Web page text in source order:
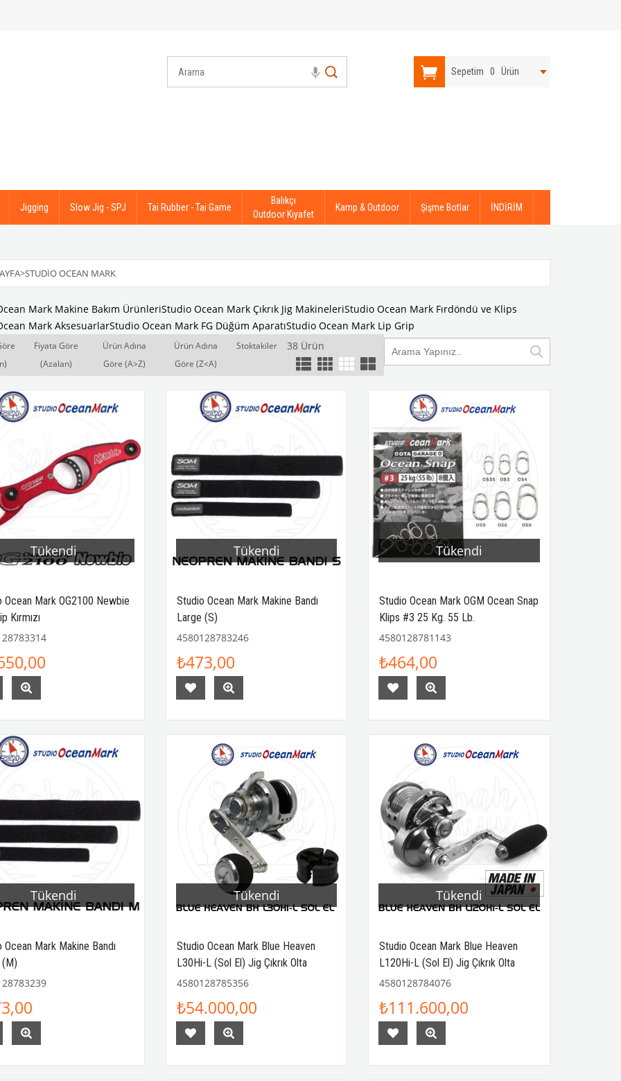
Sepetim 0 Ürün
Jigging Slow Jig - SPJ Tai Rubber - Tai Game
Balıkçı
Outdoor Kıyafet
Kamp & Outdoor Şişme Botlar İNDİRİM
>STUDIO OCEAN MARK
Mark Makine Bakım ÜrünleriStudio Ocean Mark Çıkrık Jig MakineleriStudio Ocean Mark Fırdöndü ve Klips
Mark AksesuarlarStudio Ocean Mark FG Düğüm AparatıStudio Ocean Mark Lip Grip
Fiyata Göre
(Azalan)
Ürün Adına
Göre (A>Z)
Ürün Adına
Göre (Z<A)
Stoktakiler 38 Ürün
Tükendi
Ocean Mark OG2100 Newbie
Kırmızı
Tükendi
Studio Ocean Mark Makine Bandı
Large (S)
4580128783246
₺473,00
Tükendi
Studio Ocean Mark OGM Ocean Snap
Klips #3 25 Kg. 55 Lb.
4580128781143
₺464,00
Tükendi
Ocean Mark Makine Bandı
Tükendi
Studio Ocean Mark Blue Heaven
L30Hi-L (Sol El) Jig Çıkrık Olta
Makinesi
4580128785356
₺54.000,00
Tükendi
Studio Ocean Mark Blue Heaven
L120Hi-L (Sol El) Jig Çıkrık Olta
Makinesi
4580128784076
₺111.600,00